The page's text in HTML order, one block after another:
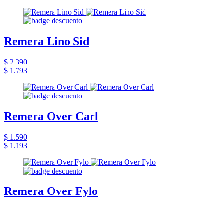
Remera Lino Sid
$ 2.390
$ 1.793
Remera Over Carl
$ 1.590
$ 1.193
Remera Over Fylo